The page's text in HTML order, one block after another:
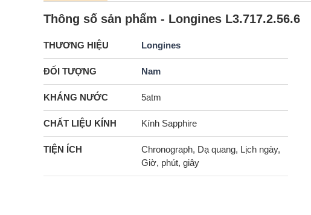
Thông số sản phẩm - Longines L3.717.2.56.6
THƯƠNG HIỆU Longines
ĐỐI TƯỢNG Nam
KHÁNG NƯỚC 5atm
CHẤT LIỆU KÍNH Kính Sapphire
TIỆN ÍCH
Chronograph, Dạ quang, Lịch ngày,
Giờ, phút, giây